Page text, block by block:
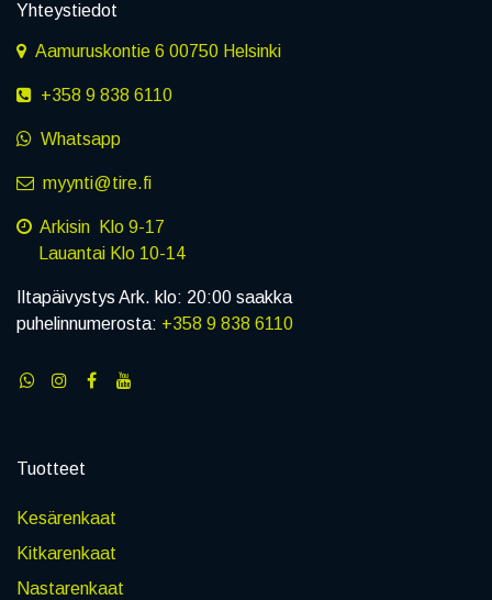
Yhteystiedot
Aamuruskontie 6 00750 Helsinki
+358 9 838 6110
Whatsapp
myynti@tire.fi
Arkisin Klo 9-17
Lauantai Klo 10-14
Iltapäivystys Ark. klo: 20:00 saakka
puhelinnumerosta: +358 9 838 6110
Tuotteet
Kesärenkaat
Kitkarenkaat
Nastarenkaat